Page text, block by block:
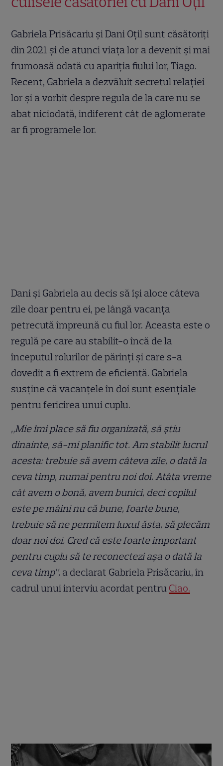
Gabriela Prisăcariu și Dani Oțil sunt căsătoriți
din 2021 și de atunci viața lor a devenit și mai
frumoasă odată cu apariția fiului lor, Tiago.
Recent, Gabriela a dezvăluit secretul relației
lor și a vorbit despre regula de la care nu se
abat niciodată, indiferent cât de aglomerate
ar fi programele lor.
Dani și Gabriela au decis să își aloce câteva
zile doar pentru ei, pe lângă vacanța
petrecută împreună cu fiul lor. Aceasta este o
regulă pe care au stabilit-o încă de la
începutul rolurilor de părinți și care s-a
dovedit a fi extrem de eficientă. Gabriela
susține că vacanțele în doi sunt esențiale
pentru fericirea unui cuplu.
„Mie îmi place să fiu organizată, să știu
dinainte, să-mi planific tot. Am stabilit lucrul
acesta: trebuie să avem câteva zile, o dată la
ceva timp, numai pentru noi doi. Atâta vreme
cât avem o bonă, avem bunici, deci copilul
este pe mâini nu că bune, foarte bune,
trebuie să ne permitem luxul ăsta, să plecăm
doar noi doi. Cred că este foarte important
pentru cuplu să te reconectezi așa o dată la
ceva timp”, a declarat Gabriela Prisăcariu, în
cadrul unui interviu acordat pentru Ciao.